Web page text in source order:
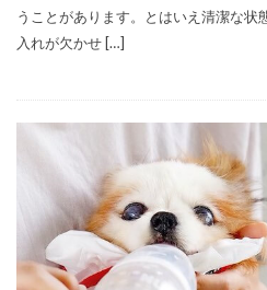
うことがあります。とはいえ清潔な状
入れが欠かせ […]